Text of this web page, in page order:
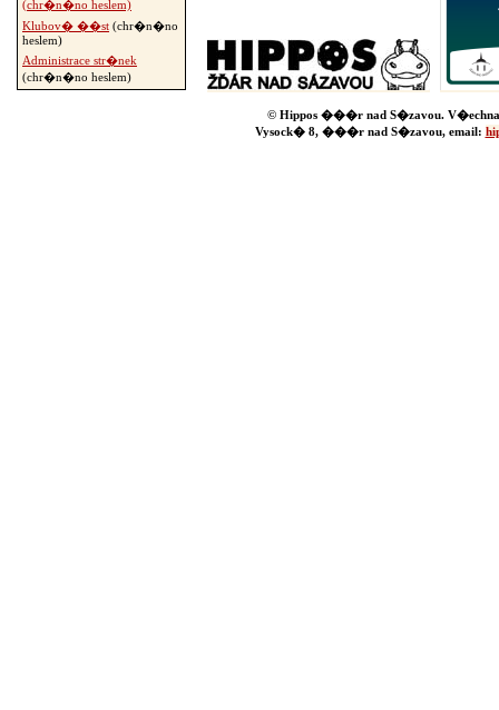
(chr�n�no heslem)
Klubov� ��st (chr�n�no
heslem)
Administrace str�nek
(chr�n�no heslem)
© Hippos ���r nad S�zavou.
Vysock� 8, ���r nad S�zavou, email: